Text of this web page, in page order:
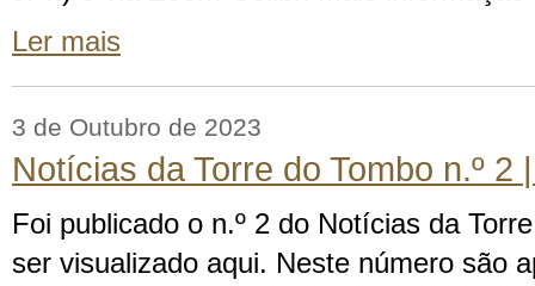
Ler mais
3 de Outubro de 2023
Notícias da Torre do Tombo n.º 2
Foi publicado o n.º 2 do Notícias da
ser visualizado aqui. Neste número são